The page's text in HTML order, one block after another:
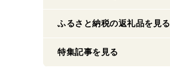
ふるさと納税の返礼品を見る
特集記事を見る